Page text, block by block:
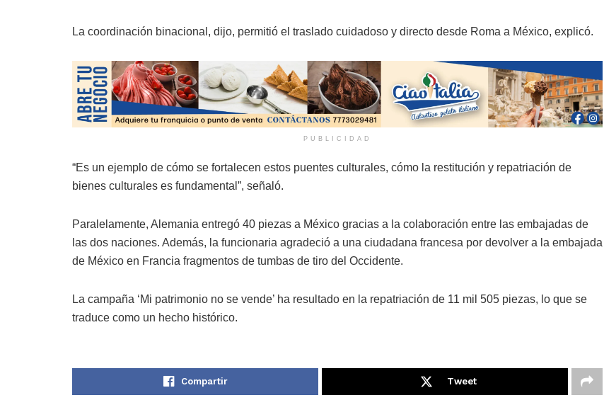
La coordinación binacional, dijo, permitió el traslado cuidadoso y directo desde Roma a México, explicó.
PUBLICIDAD
“Es un ejemplo de cómo se fortalecen estos puentes culturales, cómo la restitución y repatriación de
bienes culturales es fundamental”, señaló.
Paralelamente, Alemania entregó 40 piezas a México gracias a la colaboración entre las embajadas de
las dos naciones. Además, la funcionaria agradeció a una ciudadana francesa por devolver a la embajada
de México en Francia fragmentos de tumbas de tiro del Occidente.
La campaña ‘Mi patrimonio no se vende’ ha resultado en la repatriación de 11 mil 505 piezas, lo que se
traduce como un hecho histórico.
Compartir Tweet